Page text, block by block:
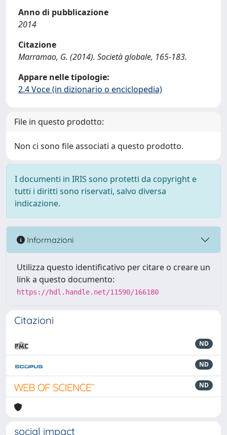
Anno di pubblicazione
2014
Citazione
Marramao, G. (2014). Società globale, 165-183.
Appare nelle tipologie:
2.4 Voce (in dizionario o enciclopedia)
File in questo prodotto:
Non ci sono file associati a questo prodotto.
I documenti in IRIS sono protetti da copyright e
tutti i diritti sono riservati, salvo diversa
indicazione.
Informazioni
Utilizza questo identificativo per citare o creare un
link a questo documento:
https://hdl.handle.net/11590/166180
Citazioni
ND
ND
ND
social impact